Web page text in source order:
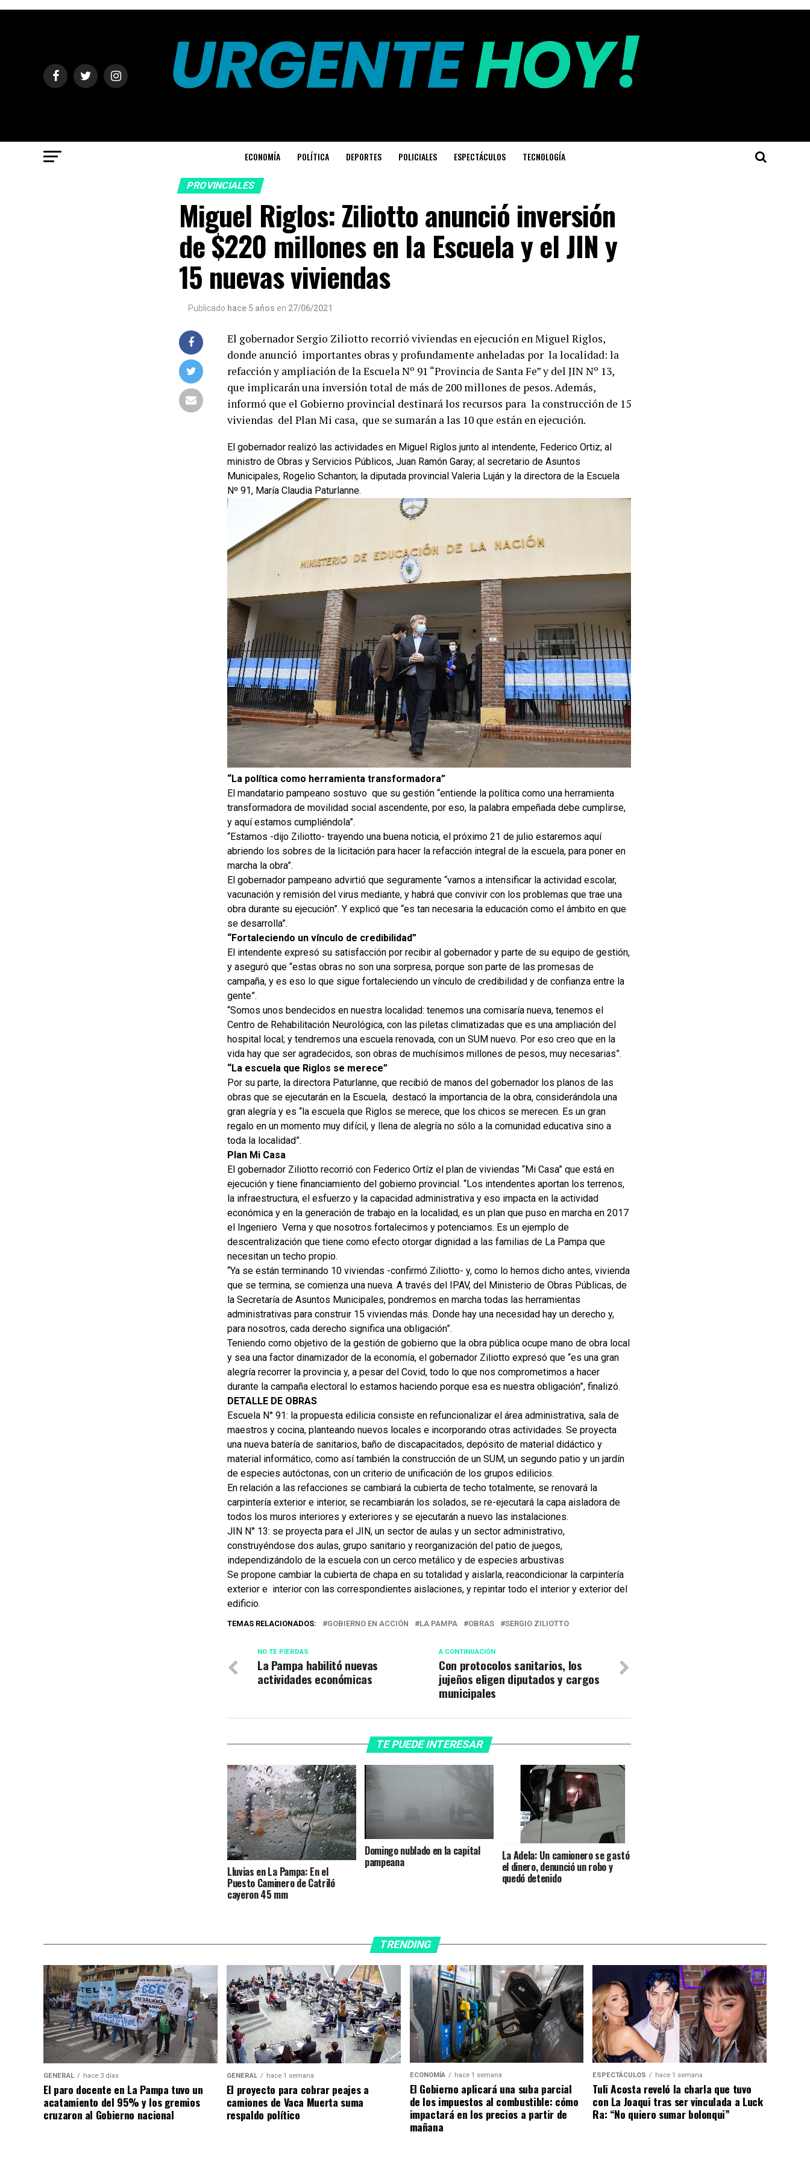
ECONOMÍA POLÍTICA DEPORTES POLICIALES ESPECTÁCULOS TECNOLOGÍA
PROVINCIALES
Miguel Riglos: Ziliotto anunció inversión
de $220 millones en la Escuela y el JIN y
15 nuevas viviendas
Publicado hace 5 años en 27/06/2021
El gobernador Sergio Ziliotto recorrió viviendas en ejecución en Miguel Riglos,
donde anunció importantes obras y profundamente anheladas por la localidad: la
refacción y ampliación de la Escuela Nº 91 “Provincia de Santa Fe” y del JIN Nº 13,
que implicarán una inversión total de más de 200 millones de pesos. Además,
informó que el Gobierno provincial destinará los recursos para la construcción de 15
viviendas del Plan Mi casa, que se sumarán a las 10 que están en ejecución.
El gobernador realizó las actividades en Miguel Riglos junto al intendente, Federico Ortiz; al
ministro de Obras y Servicios Públicos, Juan Ramón Garay; al secretario de Asuntos
Municipales, Rogelio Schanton; la diputada provincial Valeria Luján y la directora de la Escuela
Nº 91, María Claudia Paturlanne.
“La política como herramienta transformadora”
El mandatario pampeano sostuvo que su gestión “entiende la política como una herramienta
transformadora de movilidad social ascendente, por eso, la palabra empeñada debe cumplirse,
y aquí estamos cumpliéndola”.
“Estamos -dijo Ziliotto- trayendo una buena noticia, el próximo 21 de julio estaremos aquí
abriendo los sobres de la licitación para hacer la refacción integral de la escuela, para poner en
marcha la obra”.
El gobernador pampeano advirtió que seguramente “vamos a intensificar la actividad escolar,
vacunación y remisión del virus mediante, y habrá que convivir con los problemas que trae una
obra durante su ejecución”. Y explicó que “es tan necesaria la educación como el ámbito en que
se desarrolla”.
“Fortaleciendo un vínculo de credibilidad”
El intendente expresó su satisfacción por recibir al gobernador y parte de su equipo de gestión,
y aseguró que “estas obras no son una sorpresa, porque son parte de las promesas de
campaña, y es eso lo que sigue fortaleciendo un vínculo de credibilidad y de confianza entre la
gente”.
“Somos unos bendecidos en nuestra localidad: tenemos una comisaría nueva, tenemos el
Centro de Rehabilitación Neurológica, con las piletas climatizadas que es una ampliación del
hospital local; y tendremos una escuela renovada, con un SUM nuevo. Por eso creo que en la
vida hay que ser agradecidos, son obras de muchísimos millones de pesos, muy necesarias”.
“La escuela que Riglos se merece”
Por su parte, la directora Paturlanne, que recibió de manos del gobernador los planos de las
obras que se ejecutarán en la Escuela, destacó la importancia de la obra, considerándola una
gran alegría y es “la escuela que Riglos se merece, que los chicos se merecen. Es un gran
regalo en un momento muy difícil, y llena de alegría no sólo a la comunidad educativa sino a
toda la localidad”.
Plan Mi Casa
El gobernador Ziliotto recorrió con Federico Ortíz el plan de viviendas “Mi Casa” que está en
ejecución y tiene financiamiento del gobierno provincial. “Los intendentes aportan los terrenos,
la infraestructura, el esfuerzo y la capacidad administrativa y eso impacta en la actividad
económica y en la generación de trabajo en la localidad, es un plan que puso en marcha en 2017
el Ingeniero Verna y que nosotros fortalecimos y potenciamos. Es un ejemplo de
descentralización que tiene como efecto otorgar dignidad a las familias de La Pampa que
necesitan un techo propio.
“Ya se están terminando 10 viviendas -confirmó Ziliotto- y, como lo hemos dicho antes, vivienda
que se termina, se comienza una nueva. A través del IPAV, del Ministerio de Obras Públicas, de
la Secretaría de Asuntos Municipales, pondremos en marcha todas las herramientas
administrativas para construir 15 viviendas más. Donde hay una necesidad hay un derecho y,
para nosotros, cada derecho significa una obligación”.
Teniendo como objetivo de la gestión de gobierno que la obra pública ocupe mano de obra local
y sea una factor dinamizador de la economía, el gobernador Ziliotto expresó que “es una gran
alegría recorrer la provincia y, a pesar del Covid, todo lo que nos comprometimos a hacer
durante la campaña electoral lo estamos haciendo porque esa es nuestra obligación”, finalizó.
DETALLE DE OBRAS
Escuela N° 91: la propuesta edilicia consiste en refuncionalizar el área administrativa, sala de
maestros y cocina, planteando nuevos locales e incorporando otras actividades. Se proyecta
una nueva batería de sanitarios, baño de discapacitados, depósito de material didáctico y
material informático, como así también la construcción de un SUM, un segundo patio y un jardín
de especies autóctonas, con un criterio de unificación de los grupos edilicios.
En relación a las refacciones se cambiará la cubierta de techo totalmente, se renovará la
carpintería exterior e interior, se recambiarán los solados, se re-ejecutará la capa aisladora de
todos los muros interiores y exteriores y se ejecutarán a nuevo las instalaciones.
JIN N° 13: se proyecta para el JIN, un sector de aulas y un sector administrativo,
construyéndose dos aulas, grupo sanitario y reorganización del patio de juegos,
independizándolo de la escuela con un cerco metálico y de especies arbustivas
Se propone cambiar la cubierta de chapa en su totalidad y aislarla, reacondicionar la carpintería
exterior e interior con las correspondientes aislaciones, y repintar todo el interior y exterior del
edificio.
TEMAS RELACIONADOS: GOBIERNO EN ACCIÓN LA PAMPA OBRAS SERGIO ZILIOTTO
A CONTINUACIÓN
Con protocolos sanitarios, los
jujeños eligen diputados y cargos
municipales
NO TE PIERDAS
La Pampa habilitó nuevas
actividades económicas
TE PUEDE INTERESAR
Lluvias en La Pampa: En el
Puesto Caminero de Catriló
cayeron 45 mm
Domingo nublado en la capital
pampeana La Adela: Un camionero se gastó
el dinero, denunció un robo y
quedó detenido
TRENDING
GENERAL hace 3 días
El paro docente en La Pampa tuvo un
acatamiento del 95% y los gremios
cruzaron al Gobierno nacional
GENERAL hace 1 semana
El proyecto para cobrar peajes a
camiones de Vaca Muerta suma
respaldo político
ECONOMÍA hace 1 semana
El Gobierno aplicará una suba parcial
de los impuestos al combustible: cómo
impactará en los precios a partir de
mañana
ESPECTÁCULOS hace 1 semana
Tuli Acosta reveló la charla que tuvo
con La Joaqui tras ser vinculada a Luck
Ra: “No quiero sumar bolonqui”